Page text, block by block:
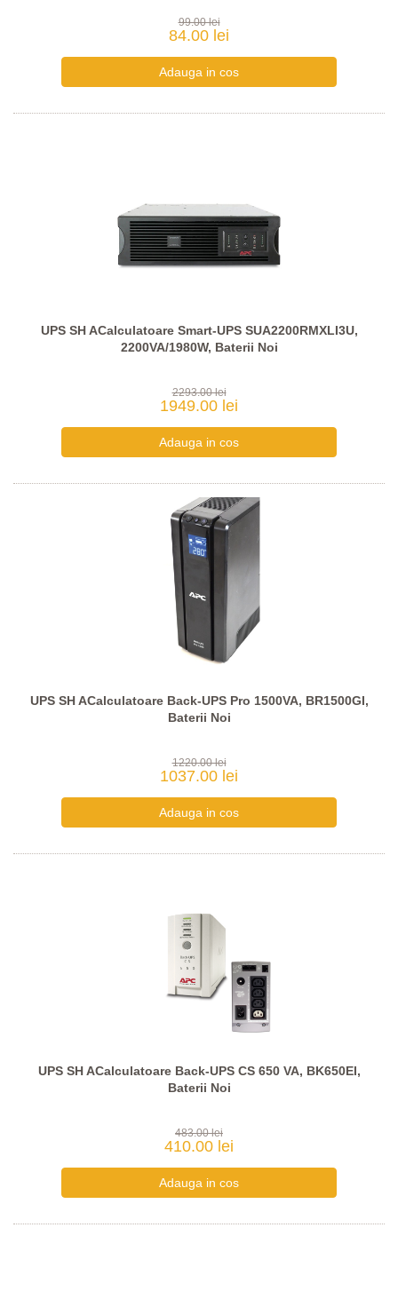
99.00 lei
84.00 lei
UPS SH ACalculatoare Smart-UPS SUA2200RMXLI3U,
2200VA/1980W, Baterii Noi
2293.00 lei
1949.00 lei
UPS SH ACalculatoare Back-UPS Pro 1500VA, BR1500GI,
Baterii Noi
1220.00 lei
1037.00 lei
UPS SH ACalculatoare Back-UPS CS 650 VA, BK650EI,
Baterii Noi
483.00 lei
410.00 lei